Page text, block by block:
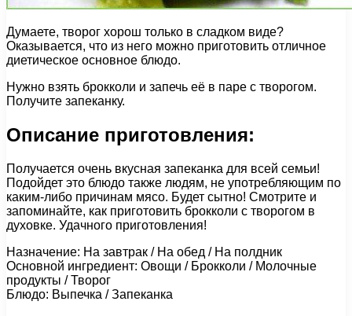
Думаете, творог хорош только в сладком виде?
Оказывается, что из него можно приготовить отличное
диетическое основное блюдо.
Нужно взять брокколи и запечь её в паре с творогом.
Получите запеканку.
Описание приготовления:
Получается очень вкусная запеканка для всей семьи!
Подойдет это блюдо также людям, не употребляющим по
каким-либо причинам мясо. Будет сытно! Смотрите и
запоминайте, как приготовить брокколи с творогом в
духовке. Удачного приготовления!
Назначение: На завтрак / На обед / На полдник
Основной ингредиент: Овощи / Брокколи / Молочные
продукты / Творог
Блюдо: Выпечка / Запеканка